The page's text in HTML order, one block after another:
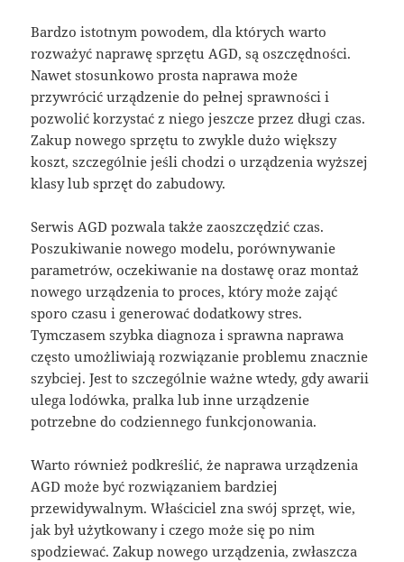
Bardzo istotnym powodem, dla których warto
rozważyć naprawę sprzętu AGD, są oszczędności.
Nawet stosunkowo prosta naprawa może
przywrócić urządzenie do pełnej sprawności i
pozwolić korzystać z niego jeszcze przez długi czas.
Zakup nowego sprzętu to zwykle dużo większy
koszt, szczególnie jeśli chodzi o urządzenia wyższej
klasy lub sprzęt do zabudowy.
Serwis AGD pozwala także zaoszczędzić czas.
Poszukiwanie nowego modelu, porównywanie
parametrów, oczekiwanie na dostawę oraz montaż
nowego urządzenia to proces, który może zająć
sporo czasu i generować dodatkowy stres.
Tymczasem szybka diagnoza i sprawna naprawa
często umożliwiają rozwiązanie problemu znacznie
szybciej. Jest to szczególnie ważne wtedy, gdy awarii
ulega lodówka, pralka lub inne urządzenie
potrzebne do codziennego funkcjonowania.
Warto również podkreślić, że naprawa urządzenia
AGD może być rozwiązaniem bardziej
przewidywalnym. Właściciel zna swój sprzęt, wie,
jak był użytkowany i czego może się po nim
spodziewać. Zakup nowego urządzenia, zwłaszcza